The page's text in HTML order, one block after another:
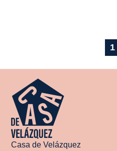
1
Casa de Velázquez